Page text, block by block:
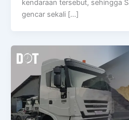
kendaraan tersebut, sehingga
gencar sekali […]